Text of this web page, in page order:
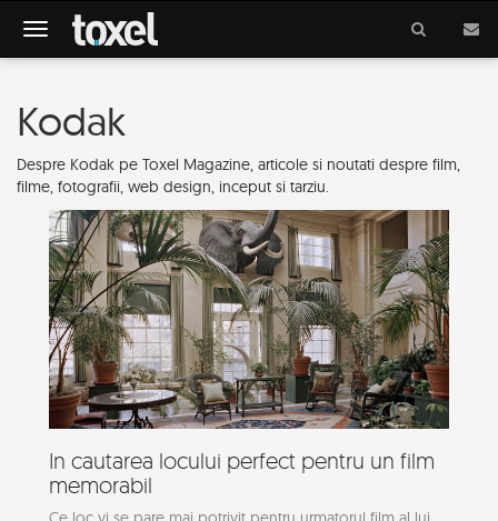
Meniu
Kodak
Despre Kodak pe Toxel Magazine, articole si noutati despre film,
filme, fotografii, web design, inceput si tarziu.
In cautarea locului perfect pentru un film
memorabil